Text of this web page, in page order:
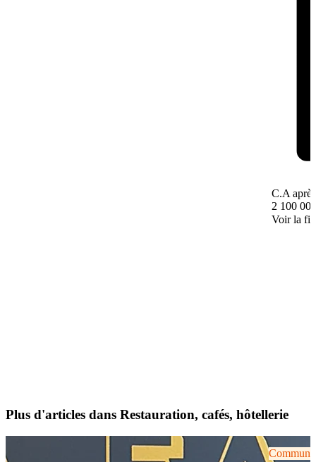
C.A
2 100
Voir la
Plus d'articles dans Restauration, cafés, hôtellerie